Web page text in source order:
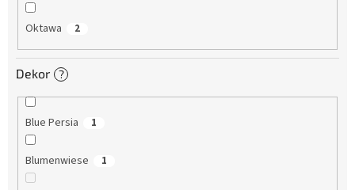
Oktawa 2
Dekor ?
Blue Persia 1
Blumenwiese 1